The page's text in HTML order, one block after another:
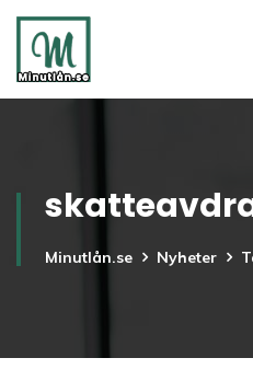
Minutlån.se Nyheter